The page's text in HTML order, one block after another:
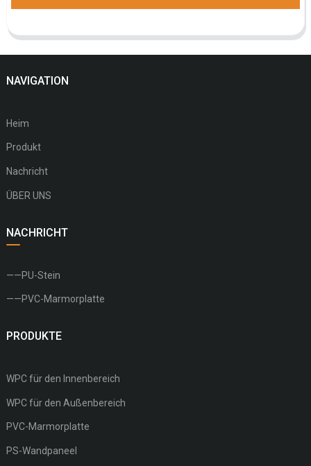
NAVIGATION
Heim
Produkt
Nachricht
ÜBER UNS
NACHRICHT
——PU-Stein
——PVC-Marmorplatte
PRODUKTE
WPC für den Innenbereich
WPC für den Außenbereich
PVC-Marmorplatte
PS-Wandpaneel